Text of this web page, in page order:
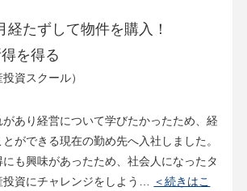
経たずして物件を購入！
を得る
資スクール）
があり経営について学びたかったため、経
ができる現在の勤め先へ入社しました。
も興味があったため、社会人になったタ
投資にチャレンジをしよう…
＜続きはこ